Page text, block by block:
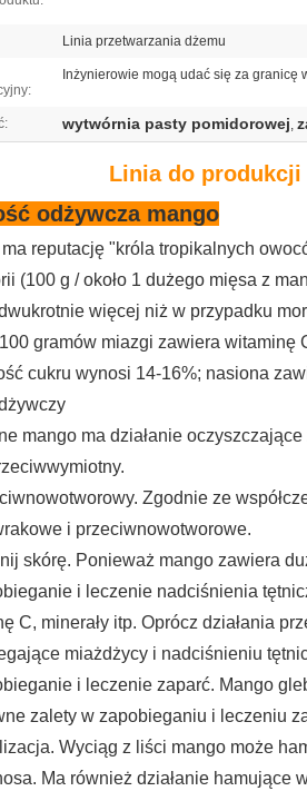
Linia przetwarzania dżemu
Inżynierowie mogą udać się za granicę
wytwórnia pasty pomidorowej,
Linia do produkcji
odżywcza mango
ma reputację "króla tropikalnych
(100 g / około 1 dużego mięsa z
więcej niż w przypadku
gramów miazgi zawiera witaminę
cukru wynosi 14-16%; nasiona
mango ma działanie
Zgodnie ze
i przeciwnowotworowe.
skórę. Ponieważ mango zawiera
i leczenie nadciśnienia
C, minerały itp. Oprócz działania
miażdżycy i nadciśnieniu
i leczenie zaparć. Mango
zalety w zapobieganiu i leczeniu
Wyciąg z liści mango może
Ma również działanie hamujące